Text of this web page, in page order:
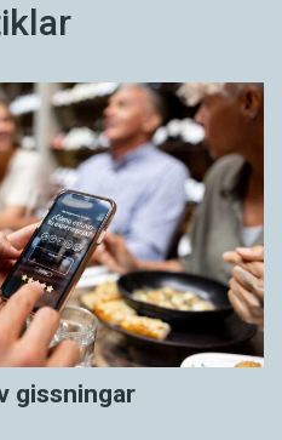
gissningar